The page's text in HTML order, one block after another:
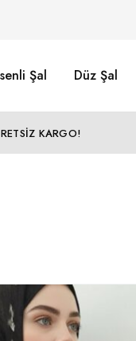
Şal Düz Şal
KARGO!